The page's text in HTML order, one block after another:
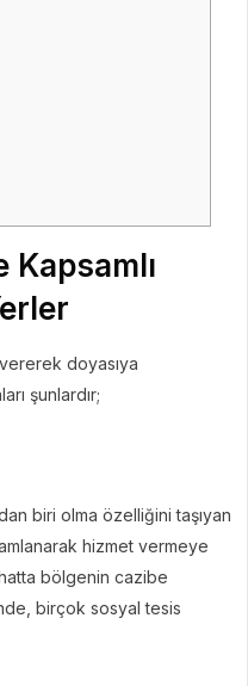
Kapsamlı
doyasıya
şunlardır;
biri olma özelliğini taşıyan
hizmet vermeye
bölgenin cazibe
birçok sosyal tesis